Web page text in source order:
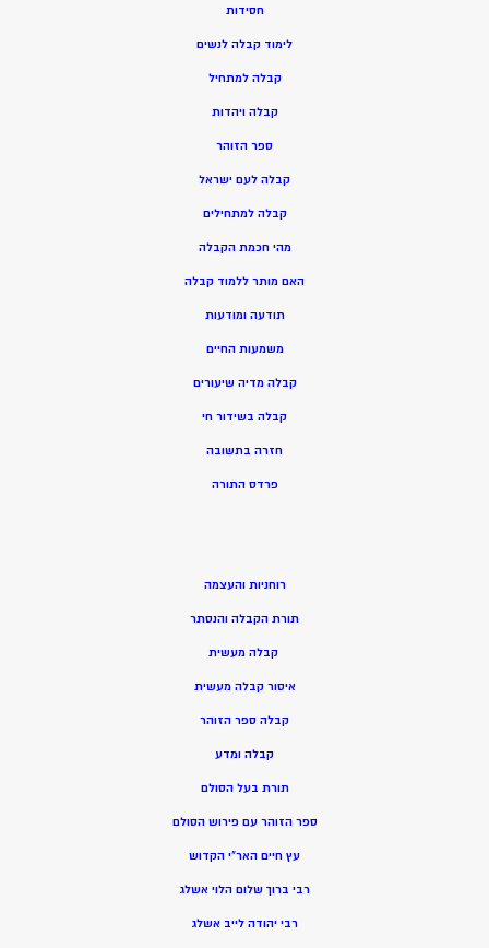
חסידות
לימוד קבלה לנשים
קבלה למתחיל
קבלה ויהדות
ספר הזוהר
קבלה לעם ישראל
קבלה למתחילים
מהי חכמת הקבלה
האם מותר ללמוד קבלה
תודעה ומודעות
משמעות החיים
קבלה מדיה שיעורים
קבלה בשידור חי
חזרה בתשובה
פרדס התורה
רוחניות והעצמה
תורת הקבלה והנסתר
קבלה מעשית
איסור קבלה מעשית
קבלה ספר הזוהר
קבלה ומדע
תורת בעל הסולם
ספר הזוהר עם פירוש הסולם
עץ חיים האר”י הקדוש
רבי ברוך שלום הלוי אשלג
רבי יהודה לייב אשלג